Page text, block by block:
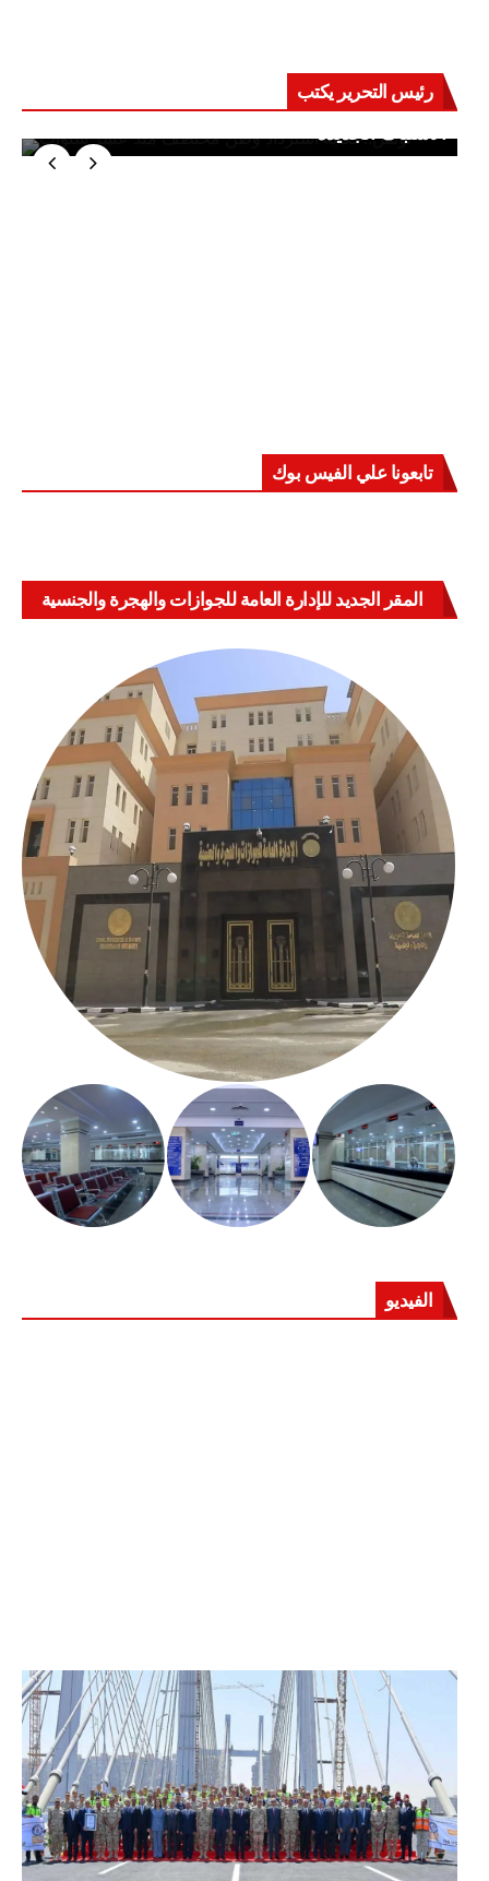
رئيس التحرير يكتب
حرب على العقول.. حادثة دمياط تكشف قواعد
الاشتباك الجديدة
تابعونا علي الفيس بوك
المقر الجديد للإدارة العامة للجوازات والهجرة والجنسية
الفيديو
الرئيس عبد الفتاح السيسي يفتتح محور روض الفرج
وكوبري تحيا مصر